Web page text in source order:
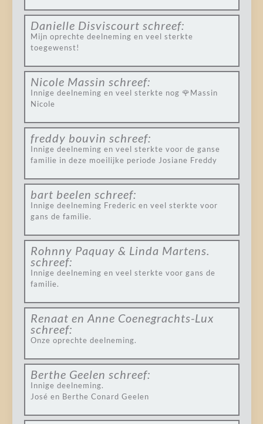
Danielle Disviscourt schreef:
Mijn oprechte deelneming en veel sterkte
toegewenst!
Nicole Massin schreef:
Innige deelneming en veel sterkte nog 🌹Massin
Nicole
freddy bouvin schreef:
Innige deelneming en veel sterkte voor de ganse
familie in deze moeilijke periode Josiane Freddy
bart beelen schreef:
Innige deelneming Frederic en veel sterkte voor
gans de familie.
Rohnny Paquay & Linda Martens.
schreef:
Innige deelneming en veel sterkte voor gans de
familie.
Renaat en Anne Coenegrachts-Lux
schreef:
Onze oprechte deelneming.
Berthe Geelen schreef:
Innige deelneming.
José en Berthe Conard Geelen